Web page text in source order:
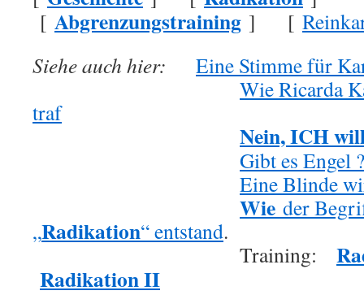
[ Abgrenzungstraining ] [
Siehe auch hier:
Eine Stimme für
Wie Ricarda
traf
Nein, ICH
Gibt es Engel ?
Eine Blinde
Wie der
„Radikation“ entstand.
Training:
Radikation II